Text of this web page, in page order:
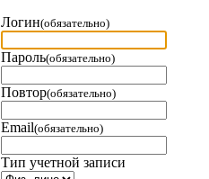
Логин(обязательно)
Пароль(обязательно)
Повтор(обязательно)
Email(обязательно)
Тип учетной записи